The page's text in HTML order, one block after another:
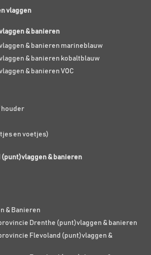
vlaggen
& banieren
& banieren marineblauw
& banieren kobaltblauw
& banieren VOC
houder
en voetjes)
(punt)vlaggen & banieren
& Banieren
Drenthe (punt)vlaggen & banieren
Flevoland (punt)vlaggen &